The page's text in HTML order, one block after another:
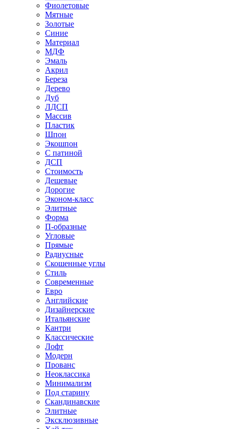
Фиолетовые
Мятные
Золотые
Синие
Материал
МДФ
Эмаль
Акрил
Береза
Дерево
Дуб
ЛДСП
Массив
Пластик
Шпон
Экошпон
С патиной
ДСП
Стоимость
Дешевые
Дорогие
Эконом-класс
Элитные
Форма
П-образные
Угловые
Прямые
Радиусные
Скошенные углы
Стиль
Современные
Евро
Английские
Дизайнерские
Итальянские
Кантри
Классические
Лофт
Модерн
Прованс
Неоклассика
Минимализм
Под старину
Скандинавские
Элитные
Эксклюзивные